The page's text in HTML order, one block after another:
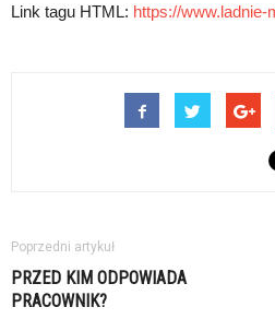
Link tagu HTML: https://www.ladnie-
Poprzedni artykuł
PRZED KIM ODPOWIADA
PRACOWNIK?